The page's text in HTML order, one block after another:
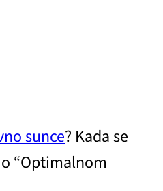
sunce? Kada se
“Optimalnom